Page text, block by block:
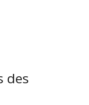
des